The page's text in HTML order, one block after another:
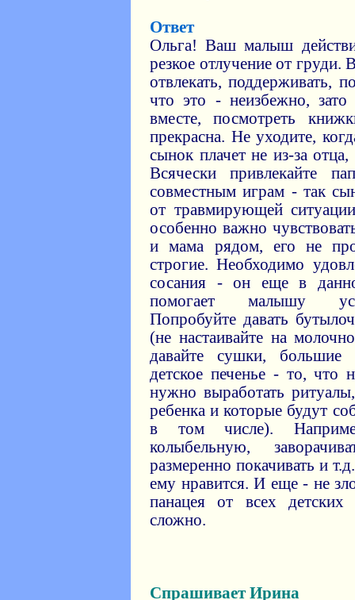
Ответ
Ольга! Ваш малыш
резкое отлучение от
отвлекать, поддерживать,
что это - неизбежно, зато
вместе, посмотреть
прекрасна. Не уходите,
сынок плачет не из-за
Всячески привлекайте
совместным играм - так
от травмирующей
особенно важно
и мама рядом, его не
строгие. Необходимо
сосания - он еще в
помогает малышу
Попробуйте давать
(не настаивайте на
давайте сушки, большие
детское печенье - то, что
нужно выработать
ребенка и которые будут
в том числе).
колыбельную,
размеренно покачивать и
ему нравится. И еще - не
панацея от всех
сложно.
Спрашивает Ирина